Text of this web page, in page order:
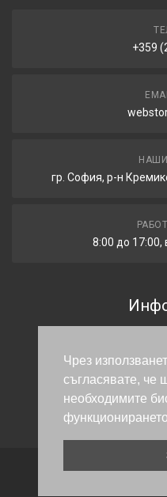
Чрез
съгласявате, че
необходимите
+359
гр. София, р-н
8:00 до 17:00,